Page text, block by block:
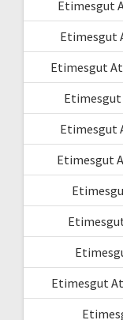
Etimesgut
Etimesgut
Etimesgut
Etimesgut
Etimesgut
Etimesgut
Etimesgut